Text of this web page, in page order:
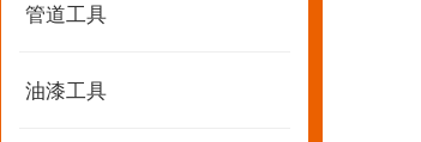
管道工具
油漆工具